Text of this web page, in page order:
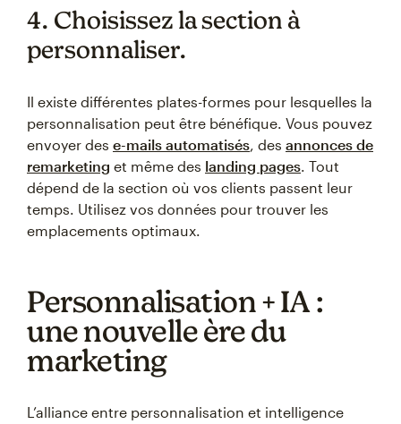
4. Choisissez la section à
personnaliser.
Il existe différentes plates-formes pour lesquelles la
personnalisation peut être bénéfique. Vous pouvez
envoyer des e-mails automatisés, des annonces de
remarketing et même des landing pages. Tout
dépend de la section où vos clients passent leur
temps. Utilisez vos données pour trouver les
emplacements optimaux.
Personnalisation + IA :
une nouvelle ère du
marketing
L’alliance entre personnalisation et intelligence